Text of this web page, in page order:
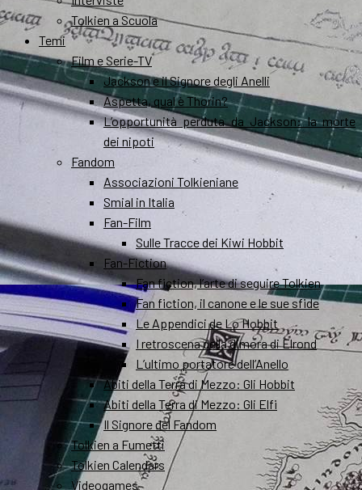
Tolkien a Scuola
Temi
Film e Serie-TV
Jackson e il Signore degli Anelli
Aspetta, qual è Thorin?
L’opportunità perduta da Jackson: la morte
dei nipoti
Fandom
Associazioni Tolkieniane
Smial in Italia
Fan-Film
Sulle Tracce dei Kiwi Hobbit
Fan-Fiction
Fan fiction, l’arte di seguire Tolkien
Fan fiction, il canone e le sue sfide
Le Appendici de Lo Hobbit
I retroscena della dimora di Elrond
L’ultimo portatore dell’Anello
Abiti della Terra di Mezzo: Gli Hobbit
Abiti della Terra di Mezzo: Gli Elfi
Il Signore del Fandom
Tolkien a Fumetti
Tolkien Calendars
Videogames